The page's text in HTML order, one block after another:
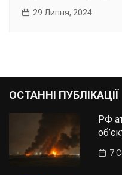
29 Липня, 2024
ОСТАННІ ПУБЛІКАЦІЇ
РФ
7